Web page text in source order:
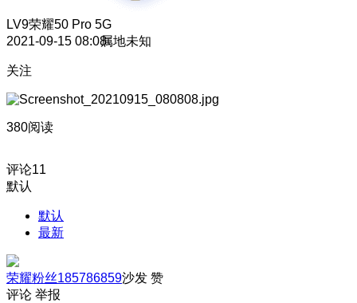
LV9荣耀50 Pro 5G
2021-09-15 08:08属地未知
关注
380阅读
评论11
默认
默认
最新
荣耀粉丝185786859沙发 赞
评论 举报